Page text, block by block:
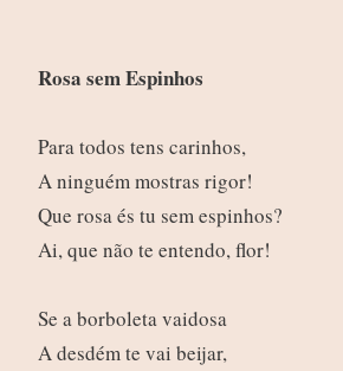
Rosa sem Espinhos
Para todos tens carinhos,
A ninguém mostras rigor!
Que rosa és tu sem espinhos?
Ai, que não te entendo, flor!
Se a borboleta vaidosa
A desdém te vai beijar,